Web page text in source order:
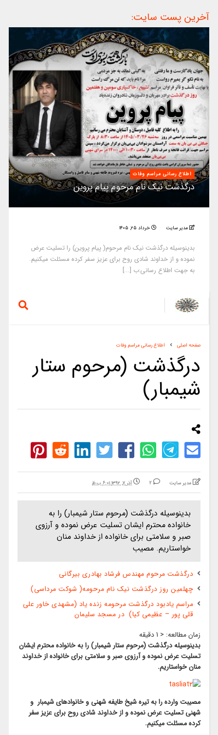
آخرین پست سایت:
اطلاع رسانی مراسم وفات
درگذشت نیک نام مرحوم پیام پروین
مدیر سایت خرداد ۲۵, ۱۴۰۵
بدینوسیله درگذشت نیک نام مرحوم( پیام پروین) را تسلیت عرض
نموده و از خداوند شادی روح برای عزیز سفر کرده مسئلت میکنیم.
به جهت اطلاع رسانی:ب [...]
صفحه اصلی اطلاع رسانی مراسم وفات
درگذشت (مرحوم ستار
شیمبار)
مدیر سایت 2 آذر ۷, ۱۳۹۲ ۶:۰۱ ب.ظ
بدینوسیله درگذشت (مرحوم ستار شیمبار) را به
خانواده محترم ایشان تسلیت عرض نموده و آرزوی
صبر و سلامتی برای خانواده از خداوند منان
خواستاریم. مصیب
درگذشت مرحوم مهندس فرشاد بهادری بیرگانی
چهلمین روز درگذشت نیک نام مرحومه( شوکت مرداسی)
مراسم یادبود درگذشت مرحومه زنده یاد (مشهدی خاور علی
قلی پور – عظیمی کیا) در مسجد سلیمان
زمان مطالعه: < 1 دقیقه
بدینوسیله درگذشت (مرحوم ستار شیمبار) را به خانواده محترم ایشان
تسلیت عرض نموده و آرزوی صبر و سلامتی برای خانواده از خداوند
منان خواستاریم.
مصیبت وارده را به تیره شیخ طایفه شهنی و خانوادهای شیمبار و
شهنی تسلیت عرض نموده و از خداوند شادی روح برای عزیز سفر
کرده مسئلت میکنیم.